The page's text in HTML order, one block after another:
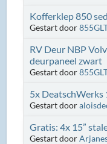
Kofferklep 850
Gestart door
RV Deur NBP
deurpaneel zwart
Gestart door
5x DeatschWerks
Gestart door
Gratis: 4x 15”
Gestart door